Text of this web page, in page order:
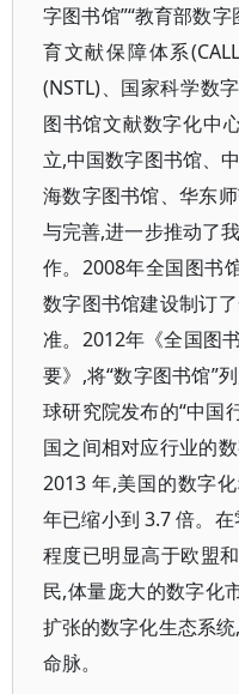
字图书馆”“教育部数
育文献保障体系
(NSTL)、国家科学数
图书馆文献数字化中
立,中国数字图书馆、
海数字图书馆、华东
与完善,进一步推动了
作。2008年全国图书
数字图书馆建设制订
准。2012年《全国图
要》,将“数字图书馆”
球研究院发布的“中国
国之间相对应行业的
2013 年,美国的数字
年已缩小到 3.7 倍。
程度已明显高于欧盟
民,体量庞大的数字化
扩张的数字化生态系
命脉。